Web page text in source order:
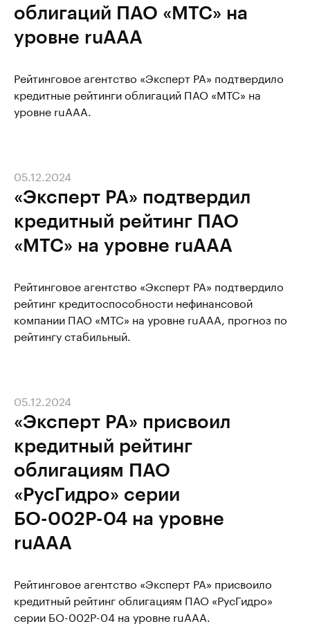
облигаций ПАО «МТС» на
уровне ruAAA
Рейтинговое агентство «Эксперт РА» подтвердило
кредитные рейтинги облигаций ПАО «МТС» на
уровне ruAAA.
«Эксперт РА» подтвердил
кредитный рейтинг ПАО
«МТС» на уровне ruАAА
05.12.2024
Рейтинговое агентство «Эксперт РА» подтвердило
рейтинг кредитоспособности нефинансовой
компании ПАО «МТС» на уровне ruAАА, прогноз по
рейтингу стабильный.
«Эксперт РА» присвоил
кредитный рейтинг
облигациям ПАО
«РусГидро» серии
БО-002Р-04 на уровне
ruAAA
05.12.2024
Рейтинговое агентство «Эксперт РА» присвоило
кредитный рейтинг облигациям ПАО «РусГидро»
серии БО-002Р-04 на уровне ruAAA.